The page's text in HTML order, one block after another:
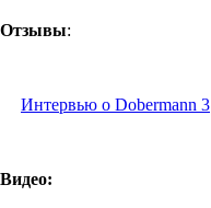
Отзывы:
Интервью о Dobermann 3
Видео: